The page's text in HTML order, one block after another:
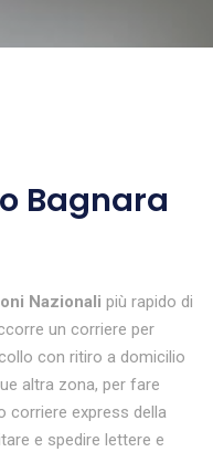
Bagnara
Nazionali più rapido di
un corriere per
con ritiro a domicilio
altra zona, per fare
corriere express della
e spedire lettere e